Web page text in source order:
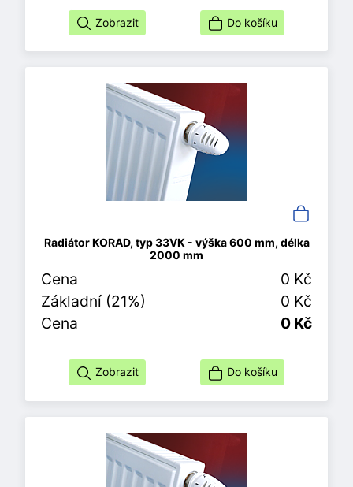
Zobrazit Do košíku
Radiátor KORAD, typ 33VK - výška 600 mm, délka
2000 mm
Cena
0 Kč
Základní (21%)
0 Kč
Cena
0 Kč
Zobrazit Do košíku